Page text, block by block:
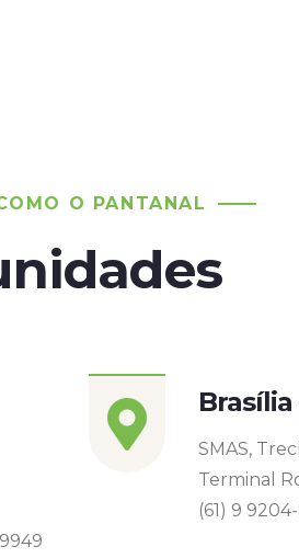
O PANTANAL
Brasília
SMAS,
Terminal
(61) 9